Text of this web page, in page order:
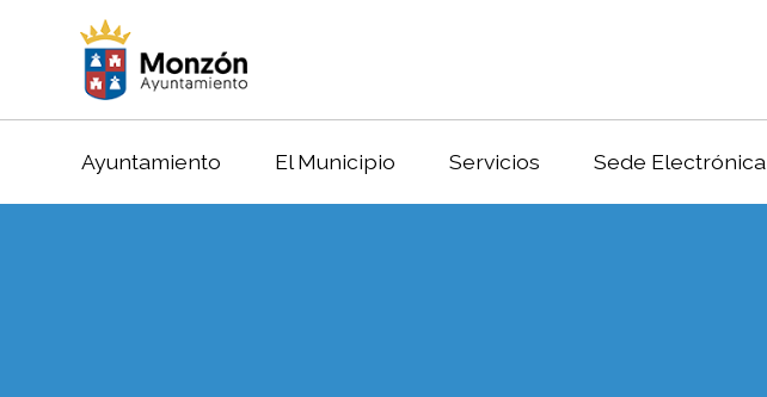
Ayuntamiento El Municipio Servicios Sede Electrónica